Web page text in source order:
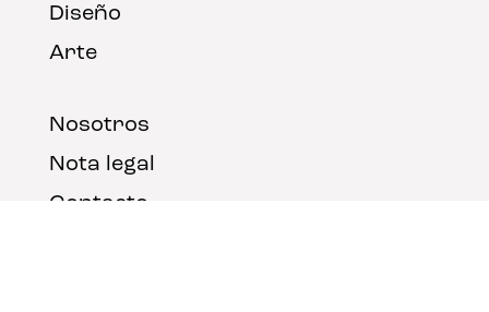
Diseño
Arte
Nosotros
Nota legal
Contacto